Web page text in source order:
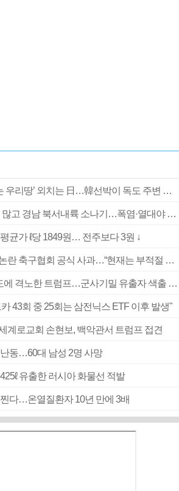
[속보] 여전히 ‘독도는 우리땅’ 외치는 日…韓선박이 독도 주변 해양조사 활동하자 반발
부산 울산 경남 구름 많고 경남 북서내륙 소나기…폭염·열대야 계속
균가 ℓ당 1849원… 전주보다 3원 ↓
[속보] ‘심판 성접대’ 논란 축구협회 공식 사과…“현재는 부적절 행위 없어”
‘탄약 부족 사태’ 보도에 격노한 트럼프…군사기밀 유출자 색출 지시
43회 중 25회는 삼전닉스 ETF 이후 발생"
세계로교회 손현보, 백악관서 트럼프 접견
동…60대 남성 2명 사망
유출한 러시아 화물선 적발
다…온열질환자 10년 만에 3배